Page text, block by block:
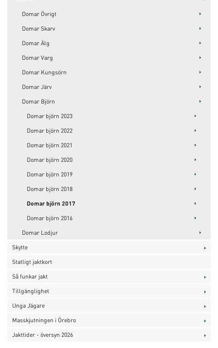
Domar Övrigt
Domar Skarv
Domar Älg
Domar Varg
Domar Kungsörn
Domar Järv
Domar Björn
Domar björn 2023
Domar björn 2022
Domar björn 2021
Domar björn 2020
Domar björn 2019
Domar björn 2018
Domar björn 2017
Domar björn 2016
Domar Lodjur
Skytte
Statligt jaktkort
Så funkar jakt
Tillgänglighet
Unga Jägare
Masskjutningen i Örebro
Jakttider - översyn 2026